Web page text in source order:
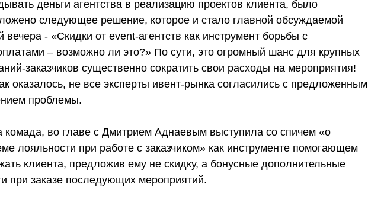
деньги агентства в реализацию проектов клиента, было
следующее решение, которое и стало главной обсуждаемой
вечера - «Скидки от event-агентств как инструмент борьбы с
– возможно ли это?» По сути, это огромный шанс для крупных
заказчиков существенно сократить свои расходы на мероприятия!
оказалось, не все эксперты ивент-рынка согласились с предложенным
проблемы.
комада, во главе с Дмитрием Аднаевым выступила со спичем «о
лояльности при работе с заказчиком» как инструменте помогающем
клиента, предложив ему не скидку, а бонусные дополнительные
при заказе последующих мероприятий.